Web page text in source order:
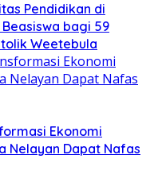
Pendidikan di
bagi 59
Weetebula
Ekonomi
Nelayan Dapat Nafas